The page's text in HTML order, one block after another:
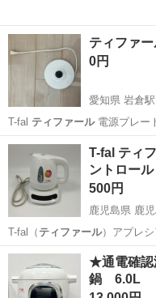
ティファ
0円
愛知県 岩倉駅
T-fal ティファール電源プレー
愛知 岩倉市
T-fal ティ
ントロー
500円
鹿児島県 鹿
T-fal（ ティファール）アプレ
ー…
鹿児島 鹿児島市 生活
★通電確認
鍋 6.0L